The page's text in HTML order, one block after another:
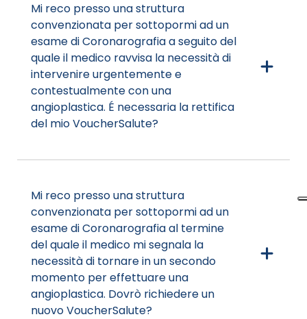
Mi reco presso una struttura
convenzionata per sottopormi ad un
esame di Coronarografia a seguito del
quale il medico ravvisa la necessità di
intervenire urgentemente e
contestualmente con una
angioplastica. É necessaria la rettifica
del mio VoucherSalute?
Mi reco presso una struttura
convenzionata per sottopormi ad un
esame di Coronarografia al termine
del quale il medico mi segnala la
necessità di tornare in un secondo
momento per effettuare una
angioplastica. Dovrò richiedere un
nuovo VoucherSalute?